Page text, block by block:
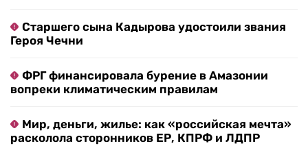
Старшего сына Кадырова удостоили звания
Героя Чечни
ФРГ финансировала бурение в Амазонии
вопреки климатическим правилам
Мир, деньги, жилье: как «российская мечта»
расколола сторонников ЕР, КПРФ и ЛДПР